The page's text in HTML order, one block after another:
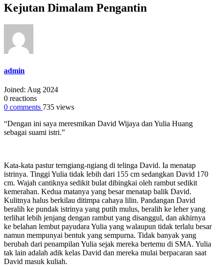
Kejutan Dimalam Pengantin
admin
Joined: Aug 2024
0 reactions
0 comments 735 views
“Dengan ini saya meresmikan David Wijaya dan Yulia Huang
sebagai suami istri.”
Kata-kata pastur terngiang-ngiang di telinga David. Ia menatap
istrinya. Tinggi Yulia tidak lebih dari 155 cm sedangkan David 170
cm. Wajah cantiknya sedikit bulat dibingkai oleh rambut sedikit
kemerahan. Kedua matanya yang besar menatap balik David.
Kulitnya halus berkilau ditimpa cahaya lilin. Pandangan David
beralih ke pundak istrinya yang putih mulus, beralih ke leher yang
terlihat lebih jenjang dengan rambut yang disanggul, dan akhirnya
ke belahan lembut payudara Yulia yang walaupun tidak terlalu besar
namun mempunyai bentuk yang sempurna. Tidak banyak yang
berubah dari penampilan Yulia sejak mereka bertemu di SMA. Yulia
tak lain adalah adik kelas David dan mereka mulai berpacaran saat
David masuk kuliah.